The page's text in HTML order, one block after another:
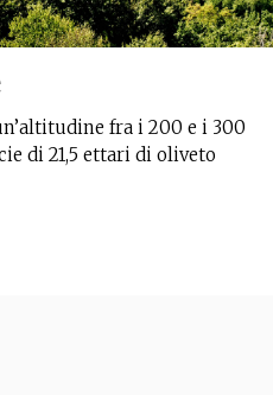
fra i 200 e i 300
di 21,5 ettari di oliveto